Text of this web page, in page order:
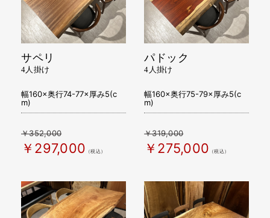
サペリ
4人掛け
幅160×奥行74-77×厚み5(c
m)
￥352,000
￥297,000 （税込）
パドック
4人掛け
幅160×奥行75-79×厚み5(c
m)
￥319,000
￥275,000 （税込）